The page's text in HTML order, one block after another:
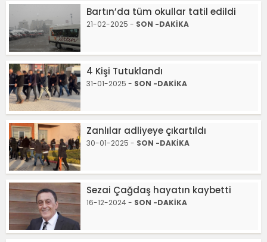
Bartın’da tüm okullar tatil edildi
21-02-2025 - SON -DAKİKA
4 Kişi Tutuklandı
31-01-2025 - SON -DAKİKA
Zanlılar adliyeye çıkartıldı
30-01-2025 - SON -DAKİKA
Sezai Çağdaş hayatın kaybetti
16-12-2024 - SON -DAKİKA